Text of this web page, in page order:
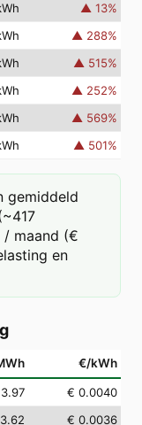
▲ 13%
▲ 288%
▲ 515%
▲ 252%
▲ 569%
▲ 501%
gemiddeld
maand (€
en
€/kWh
€ 0.0040
€ 0.0036